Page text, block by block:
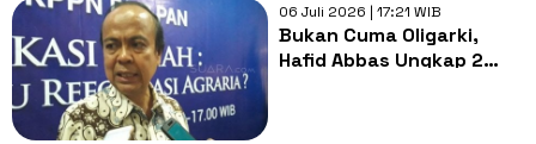
06 Juli 2026 | 17:21 WIB
Bukan Cuma Oligarki,
Hafid Abbas Ungkap 2